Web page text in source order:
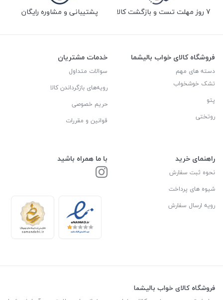
7 روز مهلت تست و بازگشت کالا پشتیبانی و مشاوره رایگان
فروشگاه کالای خواب بالیشما
دسته های مهم
تشک خوشخواب
پتو
روتختی
خدمات مشتریان
سوالات متداول
رویه‌های بازگرداندن کالا
حریم خصوصی
قوانین و مقررات
راهنمای خرید
نحوه ثبت سفارش
شیوه های پرداخت
رویه ارسال سفارش
با ما همراه باشید
فروشگاه کالای خواب بالیشما